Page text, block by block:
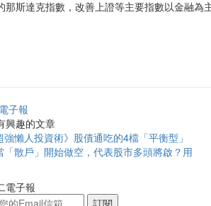
那斯達克指數，改善上證等主要指數以金融為
子報
興趣的文章
強懶人投資術》股債通吃的4檔「平衡型」
「散戶」開始做空，代表股市多頭將啟？用
電子報
訂閱